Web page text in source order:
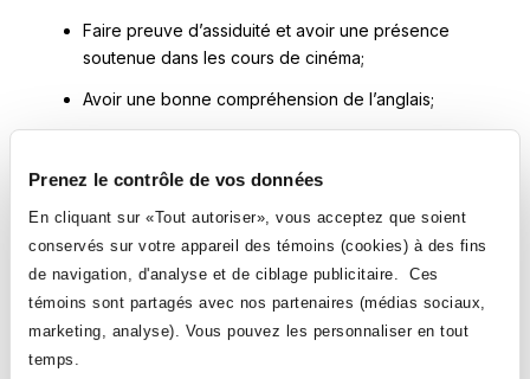
Prenez le contrôle de vos données
En cliquant sur «Tout autoriser», vous acceptez que soient
conservés sur votre appareil des témoins (cookies) à des fins
de navigation, d'analyse et de ciblage publicitaire. Ces
témoins sont partagés avec nos partenaires (médias sociaux,
marketing, analyse). Vous pouvez les personnaliser en tout
temps.
Faire preuve d’assiduité et avoir une présence
soutenue dans les cours de cinéma;
Avoir une bonne compréhension de l’anglais;
S’impliquer activement et participer aux activités du
département.
COMPOSITION DU GROUPE
Nombre maximal d’étudiant·es : 20
Accompagnateur·trices : 2